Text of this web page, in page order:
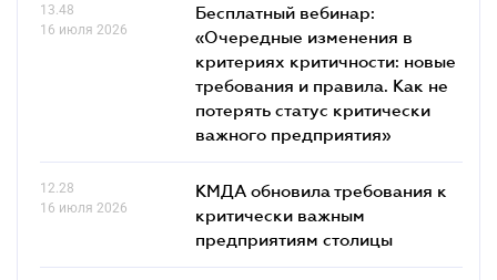
13.48
16 июля 2026
Бесплатный вебинар:
«Очередные изменения в
критериях критичности: новые
требования и правила. Как не
потерять статус критически
важного предприятия»
12.28
16 июля 2026
КМДА обновила требования к
критически важным
предприятиям столицы